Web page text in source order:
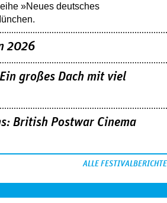
»Neues deutsches
2026
großes Dach mit viel
British Postwar Cinema
ALLE FESTIVALBERICHTE